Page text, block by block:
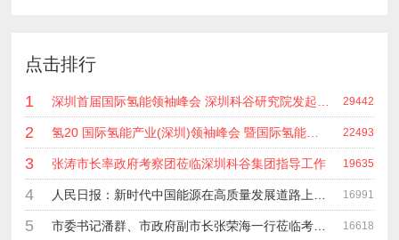
点击排行
1 深圳首届国际氢能领袖峰会 深圳科谷研究院发起主办 在深能源集团成功召开 会上相关单位 研发机构 龙头企业等签约合作 29442
2 氢20 国际氢能产业(深圳)领袖峰会 暨国际氢能产业链展览会 22493
3 张涛市长率政府考察团莅临深圳科谷集团指导工作 19635
4 人民日报：新时代中国能源在高质量发展道路上奋勇前进 16991
5 市委书记潘群、市政府副市长张荣海一行莅临考察指导工作 16618